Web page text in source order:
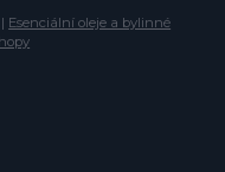
| Esenciální oleje a bylinné